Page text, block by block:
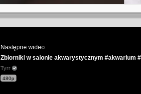
Następne wideo:
Zbiorniki w salonie akwarystycznym #akwarium
Tyrr
480p